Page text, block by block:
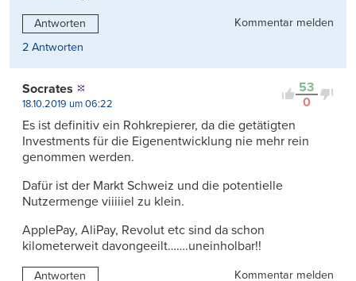
Antworten
Kommentar melden
2 Antworten
53
0
Socrates
18.10.2019 um 06:22
Es ist definitiv ein Rohkrepierer, da die getätigten
Investments für die Eigenentwicklung nie mehr rein
genommen werden.
Dafür ist der Markt Schweiz und die potentielle
Nutzermenge viiiiiel zu klein.
ApplePay, AliPay, Revolut etc sind da schon
kilometerweit davongeeilt…….uneinholbar!!
Antworten Kommentar melden